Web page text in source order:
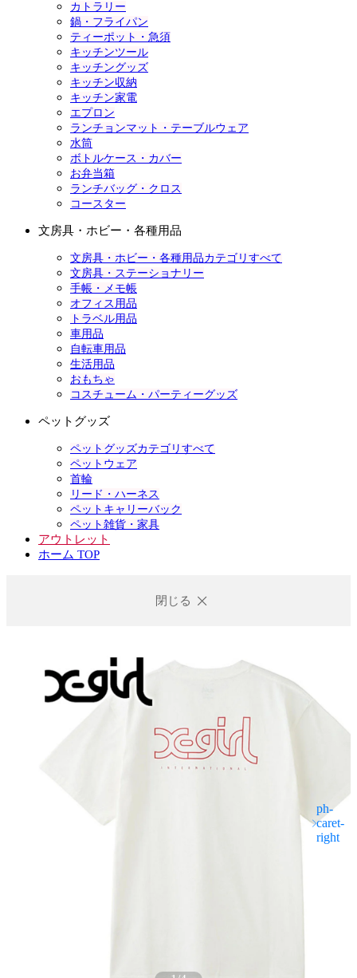
カトラリー
鍋・フライパン
ティーポット・急須
キッチンツール
キッチングッズ
キッチン収納
キッチン家電
エプロン
ランチョンマット・テーブルウェア
水筒
ボトルケース・カバー
お弁当箱
ランチバッグ・クロス
コースター
文房具・ホビー・各種用品
文房具・ホビー・各種用品カテゴリすべて
文房具・ステーショナリー
手帳・メモ帳
オフィス用品
トラベル用品
車用品
自転車用品
生活用品
おもちゃ
コスチューム・パーティーグッズ
ペットグッズ
ペットグッズカテゴリすべて
ペットウェア
首輪
リード・ハーネス
ペットキャリーバック
ペット雑貨・家具
アウトレット
ホーム TOP
閉じる